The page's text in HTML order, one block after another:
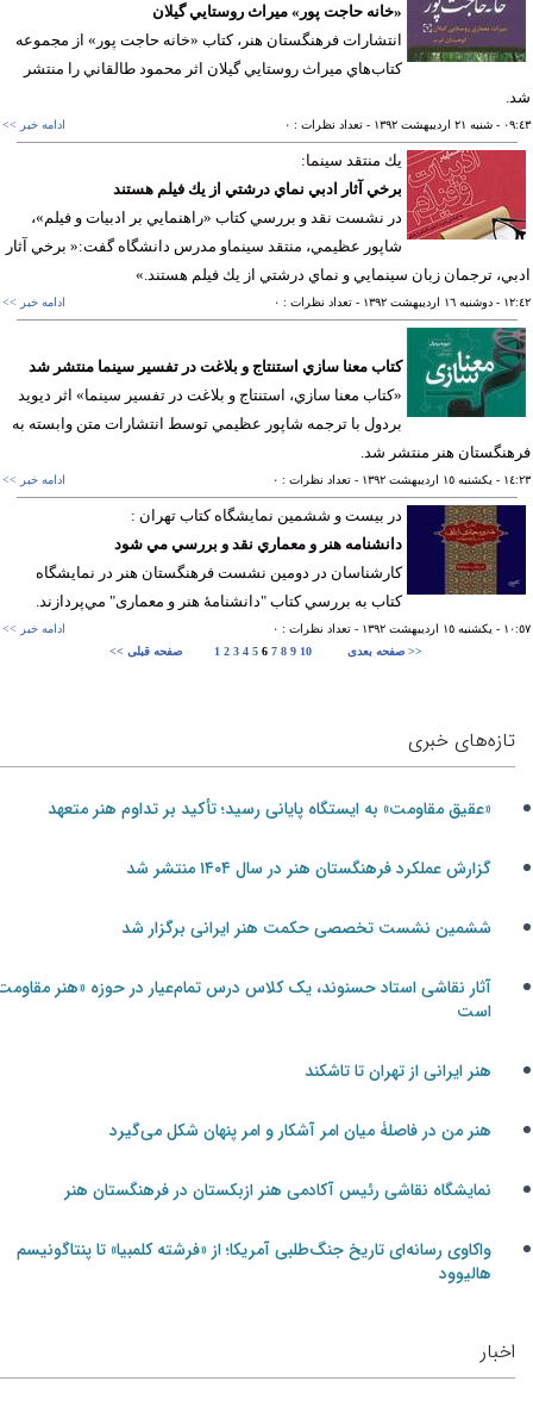
«خانه حاجت پور» ميراث روستايي گيلان
انتشارات فرهنگستان هنر، كتاب «خانه حاجت پور» از مجموعه
كتاب‌هاي ميراث روستايي گيلان اثر محمود طالقاني را منتشر
- شنبه ٢١ ارديبهشت ١٣٩٢ - تعداد نظرات : ٠ ادامه خبر >>
يك منتقد سينما:
برخي آثار ادبي نماي درشتي از يك فيلم هستند
در نشست نقد و بررسي كتاب «راهنمايي بر ادبيات و فيلم»،
شاپور عظيمي، منتقد سينماو مدرس دانشگاه گفت:« برخي آثار
ترجمان زبان سينمايي و نماي درشتي از يك فيلم هستند.»
- دوشنبه ١٦ ارديبهشت ١٣٩٢ - تعداد نظرات : ٠ ادامه خبر >>
كتاب معنا سازي استنتاج و بلاغت در تفسير سينما منتشر شد
«كتاب معنا سازي، استنتاج و بلاغت در تفسير سينما» اثر ديويد
بردول با ترجمه شاپور عظيمي توسط انتشارات متن وابسته به
هنر منتشر شد.
- يکشنبه ١٥ ارديبهشت ١٣٩٢ - تعداد نظرات : ٠ ادامه خبر >>
در بيست و ششمين نمايشگاه كتاب تهران :
دانشنامه هنر و معماري نقد و بررسي مي شود
كارشناسان در دومين نشست فرهنگستان هنر در نمايشگاه
كتاب به بررسي كتاب "دانشنامۀ هنر و معماری" مي‌پردازند.
- يکشنبه ١٥ ارديبهشت ١٣٩٢ - تعداد نظرات : ٠
ادامه خبر >>
<< صفحه قبلی
1 2 3 4 56 7 8 9
تازه‌های خبری
«عقیق مقاومت» به ایستگاه پایانی رسید؛ تأکید بر تداوم هنر متعهد
گزارش عملکرد فرهنگستان هنر در سال ۱۴۰۴ منتشر شد
ششمین نشست تخصصی حکمت هنر ایرانی برگزار شد
آثار نقاشی استاد حسنوند، یک کلاس درس تمام‌عیار در حوزه «هنر مقاومت»
است
هنر ایرانی از تهران تا تاشکند
هنر من در فاصلۀ میان امر آشکار و امر پنهان شکل می‌گیرد
نمایشگاه نقاشی رئیس آکادمی هنر ازبکستان در فرهنگستان هنر
واکاوی رسانه‌ای تاریخ جنگ‌طلبی آمریکا؛ از «فرشته کلمبیا» تا پنتاگونیسم
هالیوود
اخبار